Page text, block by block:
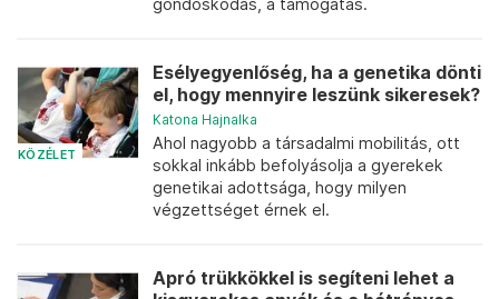
gondoskodás, a támogatás.
KÖZÉLET
Esélyegyenlőség, ha a genetika dönti
el, hogy mennyire leszünk sikeresek?
Katona Hajnalka
Ahol nagyobb a társadalmi mobilitás, ott
sokkal inkább befolyásolja a gyerekek
genetikai adottsága, hogy milyen
végzettséget érnek el.
Apró trükkökkel is segíteni lehet a